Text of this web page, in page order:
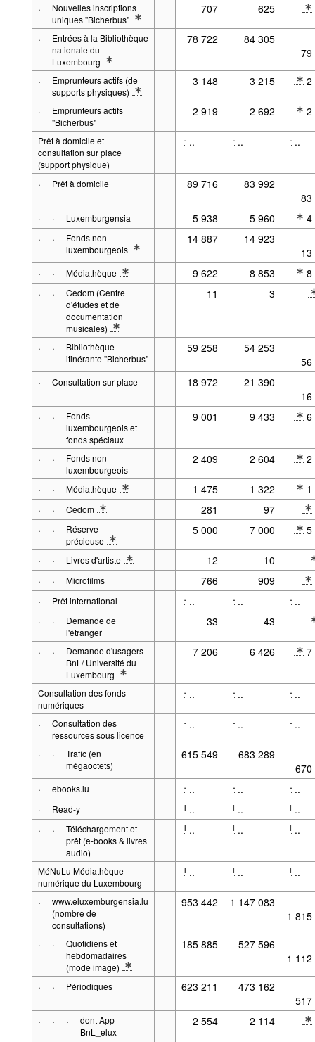
·
Nouvelles inscriptions
uniques "Bicherbus"
* Note spécification 2: Exclut les comptes d'usagers réactivés.
707 625
·
Entrées à la Bibliothèque
nationale du
Luxembourg
* Note spécification 2: Sites Luxembourg et Kirchberg. Pour les
78 722 84 305
* 79
·
Emprunteurs actifs (de
supports physiques)
* Note spécification 2: Total des usages inscrits ayant effectué au
3 148 3 215 2
·
Emprunteurs actifs
"Bicherbus"
2 919 2 692 2
Prêt à domicile et
consultation sur place
(support physique)
- .. - .. - ..
· Prêt à domicile 89 716 83 992
* 83
· · Luxemburgensia 5 938 5 960
* Note
4
· ·
Fonds non
luxembourgeois
* Note spécification 2: Prêt de partitions imprimées et
14 887 14 923
* 13
· · Médiathèque
* Note spécification 2: Prêt de partitions imprimées et
9 622 8 853
* Note
8
· ·
Cedom (Centre
d'études et de
documentation
musicales)
* Note spécification 2: Depuis 2020, intégré dans les
11 3
· ·
Bibliothèque
itinérante "Bicherbus"
59 258 54 253
* 56
·
Consultation sur place 18 972 21 390
* 16
· ·
Fonds
luxembourgeois et
fonds spéciaux
9 001 9 433 6
· ·
Fonds non
luxembourgeois
2 409 2 604 2
· · Médiathèque
* Note spécification 2: voir fonds non luxembourgeois
1 475 1 322
* Note
1
· · Cedom
* Note spécification 2: voir fonds spéciaux
281 97
* Note
· ·
Réserve
précieuse
* Note spécification 2: voir fonds spéciaux
5 000 7 000 5
· · Livres d'artiste
* Note spécification 2: voir fonds spéciaux
12 10
* Note
· · Microfilms 766 909
* Note
·
Prêt international - .. - .. - ..
· ·
Demande de
l'étranger
33 43
· ·
Demande d'usagers
BnL/ Université du
Luxembourg
* Note spécification 2: Depuis 2023 l'Université de Luxemboug
7 206 6 426 7
Consultation des fonds
numériques
- .. - .. - ..
·
Consultation des
ressources sous licence
- .. - .. - ..
· ·
Trafic (en
mégaoctets)
615 549 683 289
*670
·
ebooks.lu - .. - .. - ..
·
Read-y l .. l .. l ..
· ·
Téléchargement et
prêt (e-books & livres
audio)
l .. l .. l ..
MéNuLu Médiathèque
numérique du Luxembourg
l .. l .. l ..
·
www.eluxemburgensia.lu
(nombre de
consultations)
953 442 1 147 083
* Note
1 815
· ·
Quotidiens et
hebdomadaires
(mode image)
* Note spécification 2: Catégorie n'est plus applicable, fusion
185 885 527 596
* Note
1 112
· · Périodiques 623 211 473 162
*517
· · ·
dont App
BnL_elux
2 554 2 114